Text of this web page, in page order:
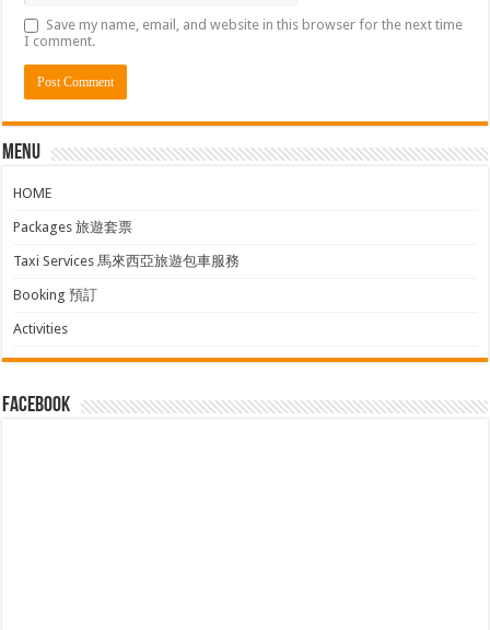
Save my name, email, and website in this browser for the next time
I comment.
Menu
HOME
Packages 旅遊套票
Taxi Services 馬來西亞旅遊包車服務
Booking 預訂
Activities
facebook